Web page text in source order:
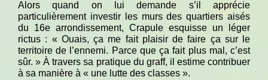
Alors quand on lui demande s’il apprécie
particulièrement investir les murs des quartiers aisés
du 16e arrondissement, Crapule esquisse un léger
rictus : « Ouais, ça me fait plaisir de faire ça sur le
territoire de l’ennemi. Parce que ça fait plus mal, c’est
sûr. » À travers sa pratique du graff, il estime contribuer
à sa manière à « une lutte des classes ».